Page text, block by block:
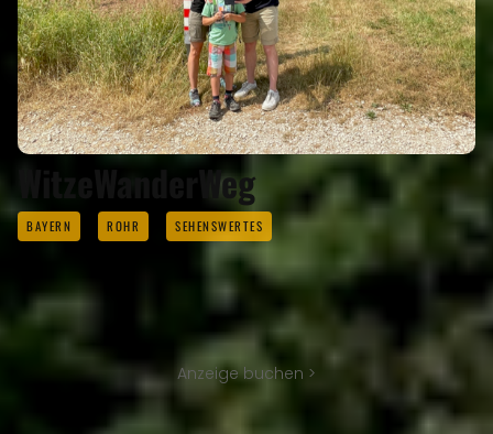
WitzeWanderWeg
BAYERN ROHR SEHENSWERTES
Anzeige buchen >